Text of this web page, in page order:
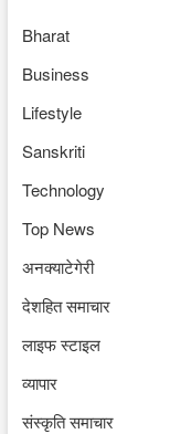
Bharat
Business
Lifestyle
Sanskriti
Technology
Top News
अनक्याटेगेरी
देशहित समाचार
लाइफ स्टाइल
व्यापार
संस्कृति समाचार